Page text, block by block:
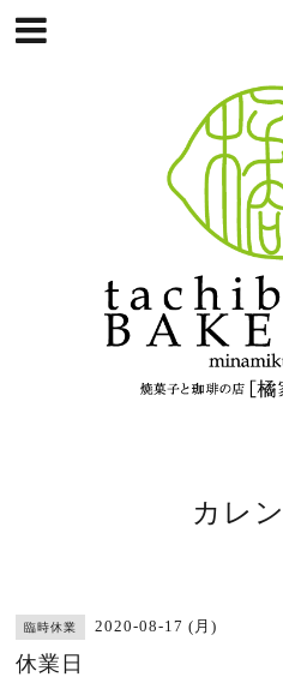
カレ
臨時休業 2020-08-17 (月)
休業日